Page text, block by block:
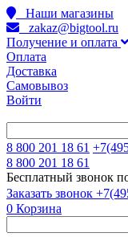
Наши магазины
zakaz@bigtool.ru
Получение и оплата
Оплата
Доставка
Самовывоз
Войти
8 800 201 18 61
8 800 201 18 61
Бесплатный звонок
Заказать звонок
0 Корзина